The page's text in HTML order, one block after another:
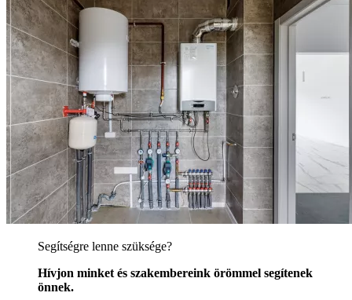
Segítségre lenne szüksége?
Hívjon minket és szakembereink örömmel segítenek
önnek.